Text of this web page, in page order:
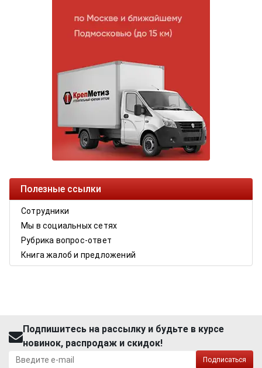
Полезные ссылки
Сотрудники
Мы в социальных сетях
Рубрика вопрос-ответ
Книга жалоб и предложений
Подпишитесь на рассылку и будьте в курсе
новинок, распродаж и скидок!
Подписаться